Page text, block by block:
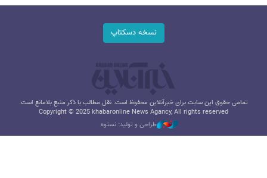
نسخه دسکتاپ
تمامی حقوق این سایت برای خبرآنلاین محفوظ است. نقل مطالب با ذکر منبع بلامانع است.
Copyright © 2025 khabaronline News Agancy, All rights reserved
طراحی و تولید: نستوه